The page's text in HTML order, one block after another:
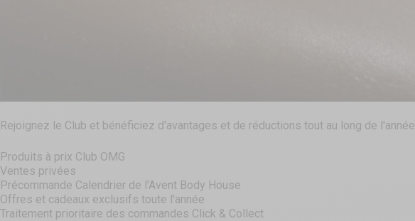
Rejoignez le Club et bénéficiez d'avantages et de réductions tout au long de l'année
Produits à prix Club OMG
Ventes privées
Précommande Calendrier de l'Avent Body House
Offres et cadeaux exclusifs toute l'année
Traitement prioritaire des commandes Click & Collect